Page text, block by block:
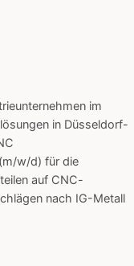
im
in Düsseldorf-
w/d) für die
auf CNC-
nach IG-Metall